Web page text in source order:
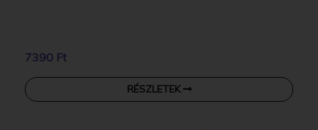
7390 Ft
RÉSZLETEK